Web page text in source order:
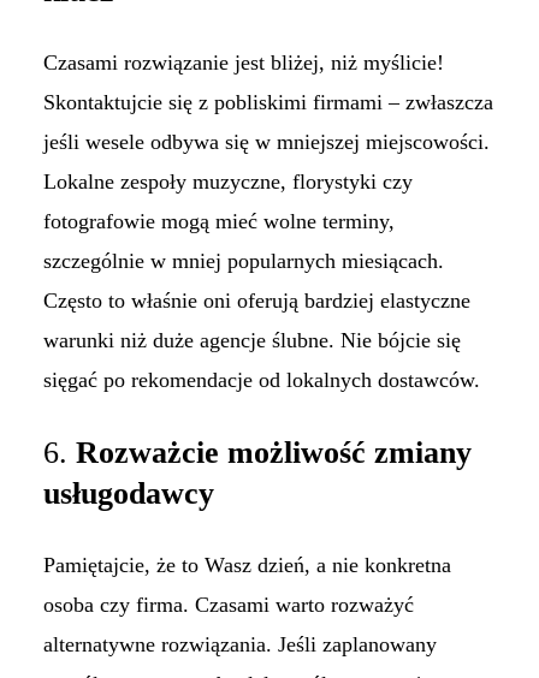
Czasami rozwiązanie jest bliżej, niż myślicie!
Skontaktujcie się z pobliskimi firmami – zwłaszcza
jeśli wesele odbywa się w mniejszej miejscowości.
Lokalne zespoły muzyczne, florystyki czy
fotografowie mogą mieć wolne terminy,
szczególnie w mniej popularnych miesiącach.
Często to właśnie oni oferują bardziej elastyczne
warunki niż duże agencje ślubne. Nie bójcie się
sięgać po rekomendacje od lokalnych dostawców.
6. Rozważcie możliwość zmiany
usługodawcy
Pamiętajcie, że to Wasz dzień, a nie konkretna
osoba czy firma. Czasami warto rozważyć
alternatywne rozwiązania. Jeśli zaplanowany